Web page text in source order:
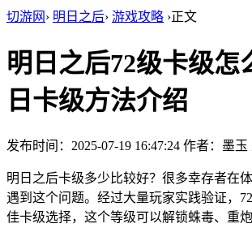
切游网 › 明日之后› 游戏攻略 ›正文
明日之后72级卡级怎
日卡级方法介绍
发布时间：2025-07-19 16:47:24 作者：墨玉
明日之后卡级多少比较好？很多幸存者在
遇到这个问题。经过大量玩家实践验证，
佳卡级选择，这个等级可以解锁蛛毒、重